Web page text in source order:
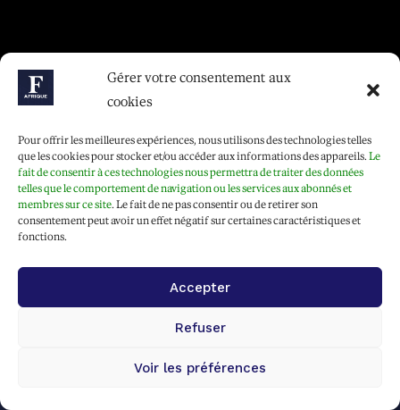
Gérer votre consentement aux
cookies
Pour offrir les meilleures expériences, nous utilisons des technologies telles
que les cookies pour stocker et/ou accéder aux informations des appareils. Le
fait de consentir à ces technologies nous permettra de traiter des données
telles que le comportement de navigation ou les services aux abonnés et
membres sur ce site. Le fait de ne pas consentir ou de retirer son
consentement peut avoir un effet négatif sur certaines caractéristiques et
fonctions.
Accepter
Refuser
Voir les préférences
et construisent celle de demain